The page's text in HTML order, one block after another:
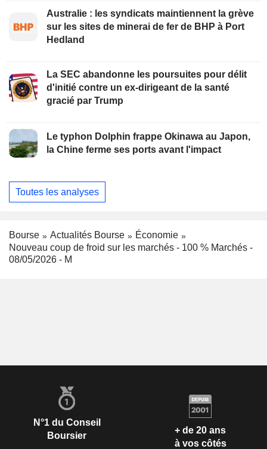
Australie : les syndicats maintiennent la grève
sur les sites de minerai de fer de BHP à Port
Hedland
La SEC abandonne les poursuites pour délit
d'initié contre un ex-dirigeant de la santé
gracié par Trump
Le typhon Dolphin frappe Okinawa au Japon,
la Chine ferme ses ports avant l'impact
Toutes les analyses
Bourse Actualités Bourse
Économie
Nouveau coup de froid sur les marchés - 100 % Marchés -
08/05/2026 - M
N°1 du Conseil
Boursier
+ de 20 ans
à vos côtés